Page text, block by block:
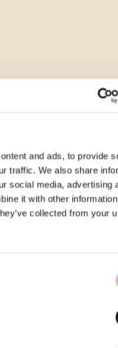
and ads, to provide
traffic. We also share
social media, advertising
it with other
collected from your
Produkts